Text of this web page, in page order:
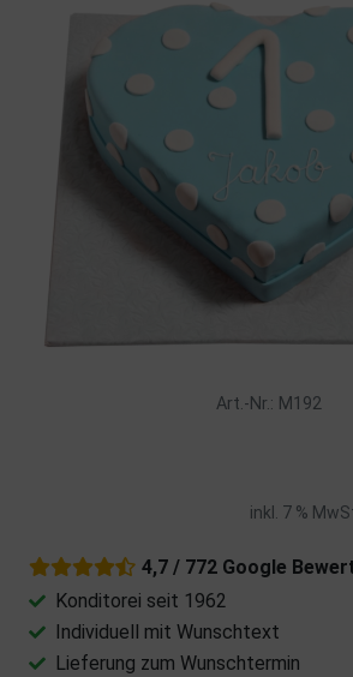
Art.-Nr.: M192
inkl. 7 %
4,7 / 772 Google
Konditorei seit 1962
Individuell mit Wunschtext
Lieferung zum Wunschtermin